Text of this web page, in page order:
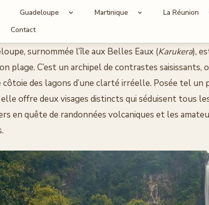
Guadeloupe Martinique La Réunion
Contact
surnommée l’île aux Belles Eaux (Karukera),
plage. C’est un archipel de contrastes
des lagons d’une clarté irréelle. Posée tel
offre deux visages distincts qui séduisent tous
en quête de randonnées volcaniques et les